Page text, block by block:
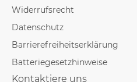
Widerrufsrecht
Datenschutz
Barrierefreiheitserklärung
Batteriegesetzhinweise
Kontaktiere uns